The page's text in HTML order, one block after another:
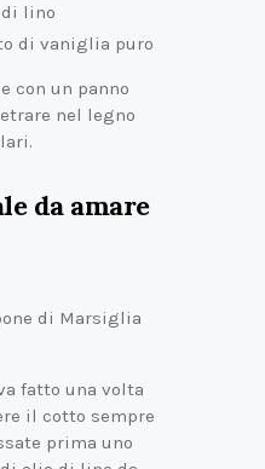
lino
di vaniglia puro
con un panno
nel legno
da amare
di Marsiglia
fatto una volta
il cotto sempre
prima uno